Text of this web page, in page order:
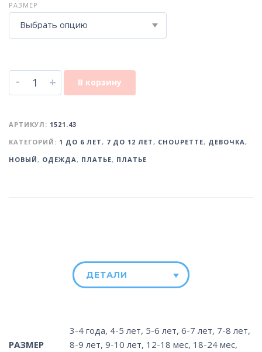
РАЗМЕР
Выбрать опцию
- + В корзину
АРТИКУЛ: 1521.43
КАТЕГОРИЙ: 1 ДО 6 ЛЕТ, 7 ДО 12 ЛЕТ, CHOUPETTE, ДЕВОЧКА,
НОВЫЙ, ОДЕЖДА, ПЛАТЬЕ, ПЛАТЬЕ
ДЕТАЛИ
РАЗМЕР
3-4 года, 4-5 лет, 5-6 лет, 6-7 лет, 7-8 лет,
8-9 лет, 9-10 лет, 12-18 мес, 18-24 мес,